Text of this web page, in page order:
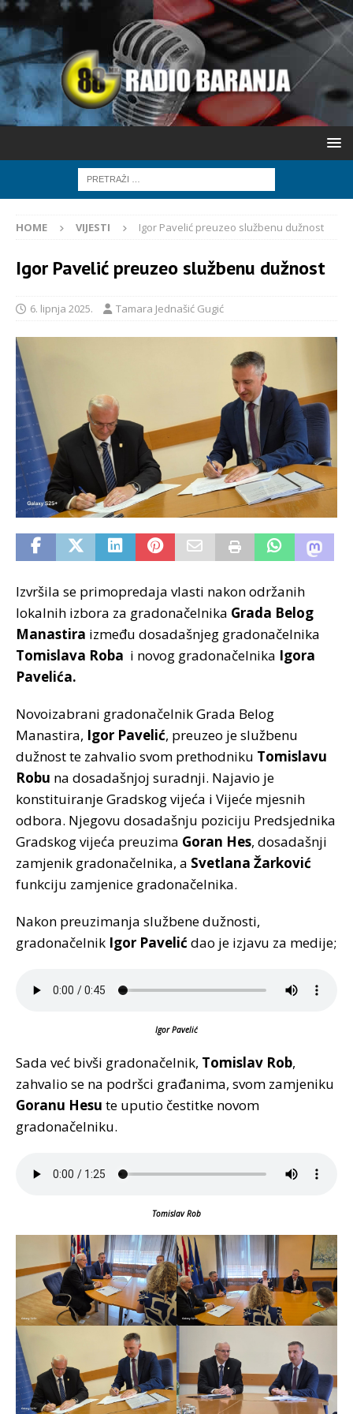
HOME VIJESTI Igor Pavelić preuzeo službenu dužnost
Igor Pavelić preuzeo službenu dužnost
6. lipnja 2025. Tamara Jednašić Gugić
Izvršila se primopredaja vlasti nakon održanih
lokalnih izbora za gradonačelnika Grada Belog
Manastira između dosadašnjeg gradonačelnika
Tomislava Roba i novog gradonačelnika Igora
Pavelića.
Novoizabrani gradonačelnik Grada Belog
Manastira, Igor Pavelić, preuzeo je službenu
dužnost te zahvalio svom prethodniku Tomislavu
Robu na dosadašnjoj suradnji. Najavio je
konstituiranje Gradskog vijeća i Vijeće mjesnih
odbora. Njegovu dosadašnju poziciju Predsjednika
Gradskog vijeća preuzima Goran Hes, dosadašnji
zamjenik gradonačelnika, a Svetlana Žarković
funkciju zamjenice gradonačelnika.
Nakon preuzimanja službene dužnosti,
gradonačelnik Igor Pavelić dao je izjavu za medije;
Igor Pavelić
Sada već bivši gradonačelnik, Tomislav Rob,
zahvalio se na podršci građanima, svom zamjeniku
Goranu Hesu te uputio čestitke novom
gradonačelniku.
Tomislav Rob